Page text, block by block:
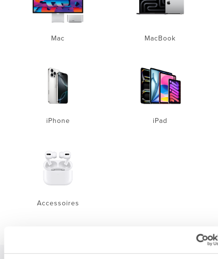
Mac MacBook
iPhone iPad
Accessoires